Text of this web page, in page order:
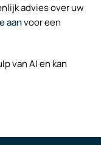
advies over uw
aanvoor een
van AI en kan